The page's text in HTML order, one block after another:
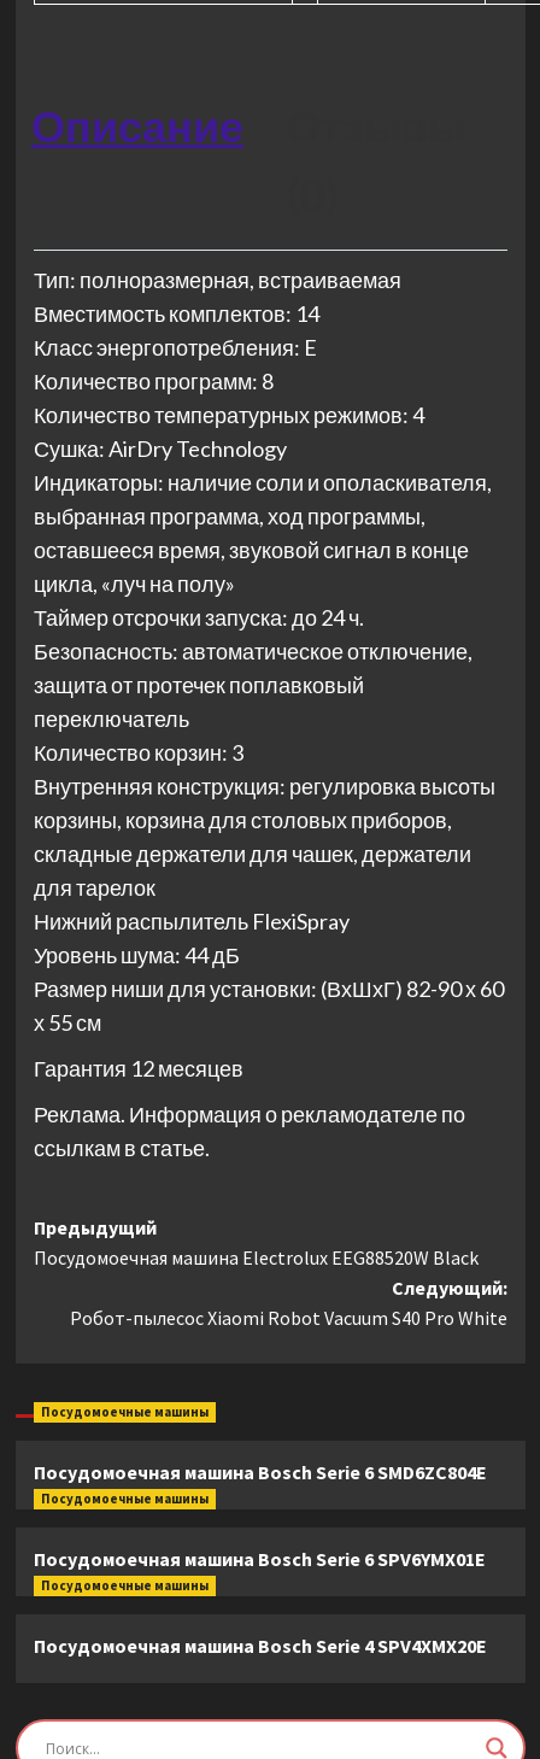
Описание
Тип: полноразмерная, встраиваемая
Вместимость комплектов: 14
Класс энергопотребления: E
Количество программ: 8
Количество температурных режимов: 4
Сушка: AirDry Technology
Индикаторы: наличие соли и ополаскивателя,
выбранная программа, ход программы,
оставшееся время, звуковой сигнал в конце
цикла, «луч на полу»
Таймер отсрочки запуска: до 24 ч.
Безопасность: автоматическое отключение,
защита от протечек поплавковый
переключатель
Количество корзин: 3
Внутренняя конструкция: регулировка высоты
корзины, корзина для столовых приборов,
складные держатели для чашек, держатели
для тарелок
Нижний распылитель FlexiSpray
Уровень шума: 44 дБ
Размер ниши для установки: (ВхШхГ) 82-90 х 60
х 55 см
Гарантия 12 месяцев
Реклама. Информация о рекламодателе по
ссылкам в статье.
Навигация
записи
Предыдущий
Посудомоечная машина Electrolux EEG88520W Black
Следующий:
Робот-пылесос Xiaomi Robot Vacuum S40 Pro White
Посудомоечные машины
Посудомоечная машина Bosch Serie 6 SMD6ZC804E
Посудомоечные машины
Посудомоечная машина Bosch Serie 6 SPV6YMX01E
Посудомоечные машины
Посудомоечная машина Bosch Serie 4 SPV4XMX20E
Пылесосы